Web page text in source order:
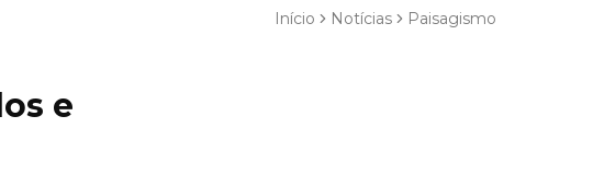
Início Notícias Paisagismo
e